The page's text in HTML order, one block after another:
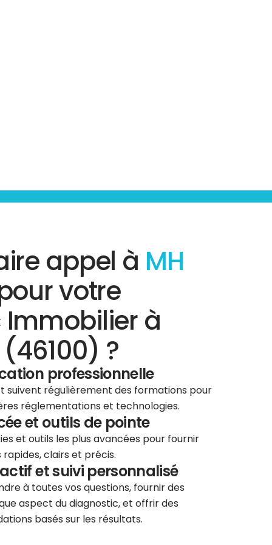
appel à MH
votre
à
?
professionnelle
suivent régulièrement des formations pour
réglementations et technologies.
et outils de pointe
et outils les plus avancées pour fournir
clairs et précis.
et suivi personnalisé
à toutes vos questions, fournir des
aspect du diagnostic, et offrir des
basés sur les résultats.